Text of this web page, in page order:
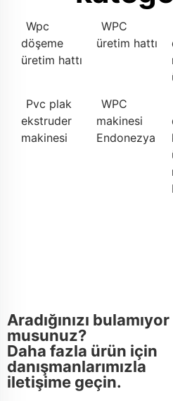
Wpc
döşeme
üretim hattı
WPC
üretim hattı
Pvc plak
ekstruder
makinesi
WPC
makinesi
Endonezya
Aradığınızı bulamıyor
musunuz?
Daha fazla ürün için
danışmanlarımızla
iletişime geçin.